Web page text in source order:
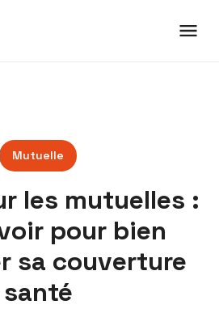
Mutuelle
les mutuelles :
pour bien
sa couverture
santé